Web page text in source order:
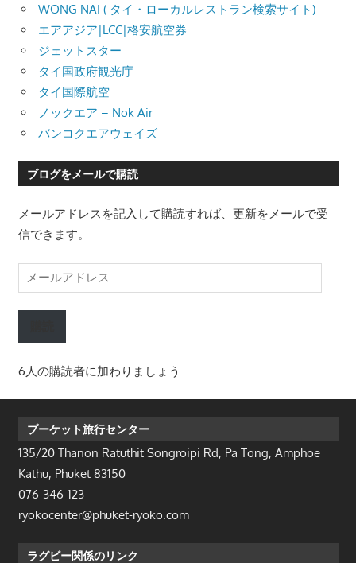
WONG NAI ( タイ・ローカルレストラン検索サイト)
エアアジア|LCC|格安航空券
ジェットスター
タイ国政府観光庁
タイ国際航空
ノックエア – Nok Air
バンコクエアウェイズ
ブログをメールで購読
メールアドレスを記入して購読すれば、更新をメールで受
信できます。
ー
ル
レ
ス
6人の購読者に加わりましょう
プーケット旅行センター
135/20 Thanon Ratuthit Songroipi Rd, Pa Tong, Amphoe
Kathu, Phuket 83150
076-346-123
ryokocenter@phuket-ryoko.com
ラグビー関係のリンク